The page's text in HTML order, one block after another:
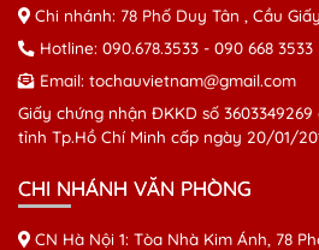
Chi nhánh: 78 Phố Duy Tân , Cầu
Hotline: 090.678.3533 - 090 668 3533
Email: tochauvietnam@gmail.com
Giấy chứng nhận ĐKKD số
tỉnh Tp.Hồ Chí Minh cấp ngày 20/01/
CHI NHÁNH VĂN PHÒNG
CN Hà Nội 1: Tòa Nhà Kim Ánh, 78